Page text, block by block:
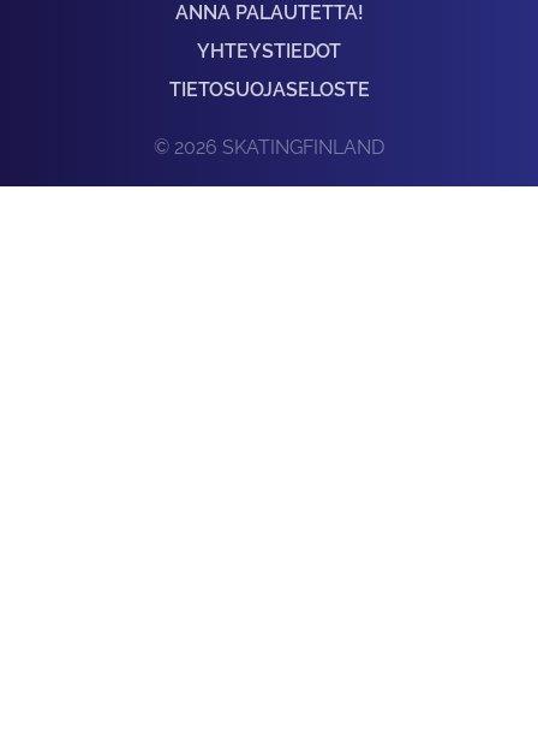
ANNA PALAUTETTA!
YHTEYSTIEDOT
TIETOSUOJASELOSTE
© 2026 SKATINGFINLAND